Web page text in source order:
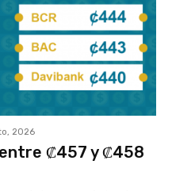
2026
₡457 y ₡458